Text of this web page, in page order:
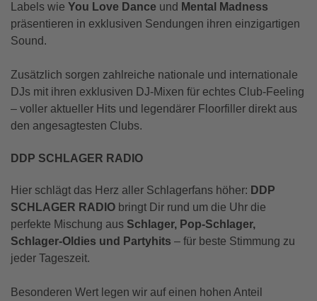
Labels wie You Love Dance und Mental Madness
präsentieren in exklusiven Sendungen ihren einzigartigen
Sound.
Zusätzlich sorgen zahlreiche nationale und internationale
DJs mit ihren exklusiven DJ-Mixen für echtes Club-Feeling
– voller aktueller Hits und legendärer Floorfiller direkt aus
den angesagtesten Clubs.
DDP SCHLAGER RADIO
Hier schlägt das Herz aller Schlagerfans höher: DDP
SCHLAGER RADIO bringt Dir rund um die Uhr die
perfekte Mischung aus Schlager, Pop-Schlager,
Schlager-Oldies und Partyhits – für beste Stimmung zu
jeder Tageszeit.
Besonderen Wert legen wir auf einen hohen Anteil